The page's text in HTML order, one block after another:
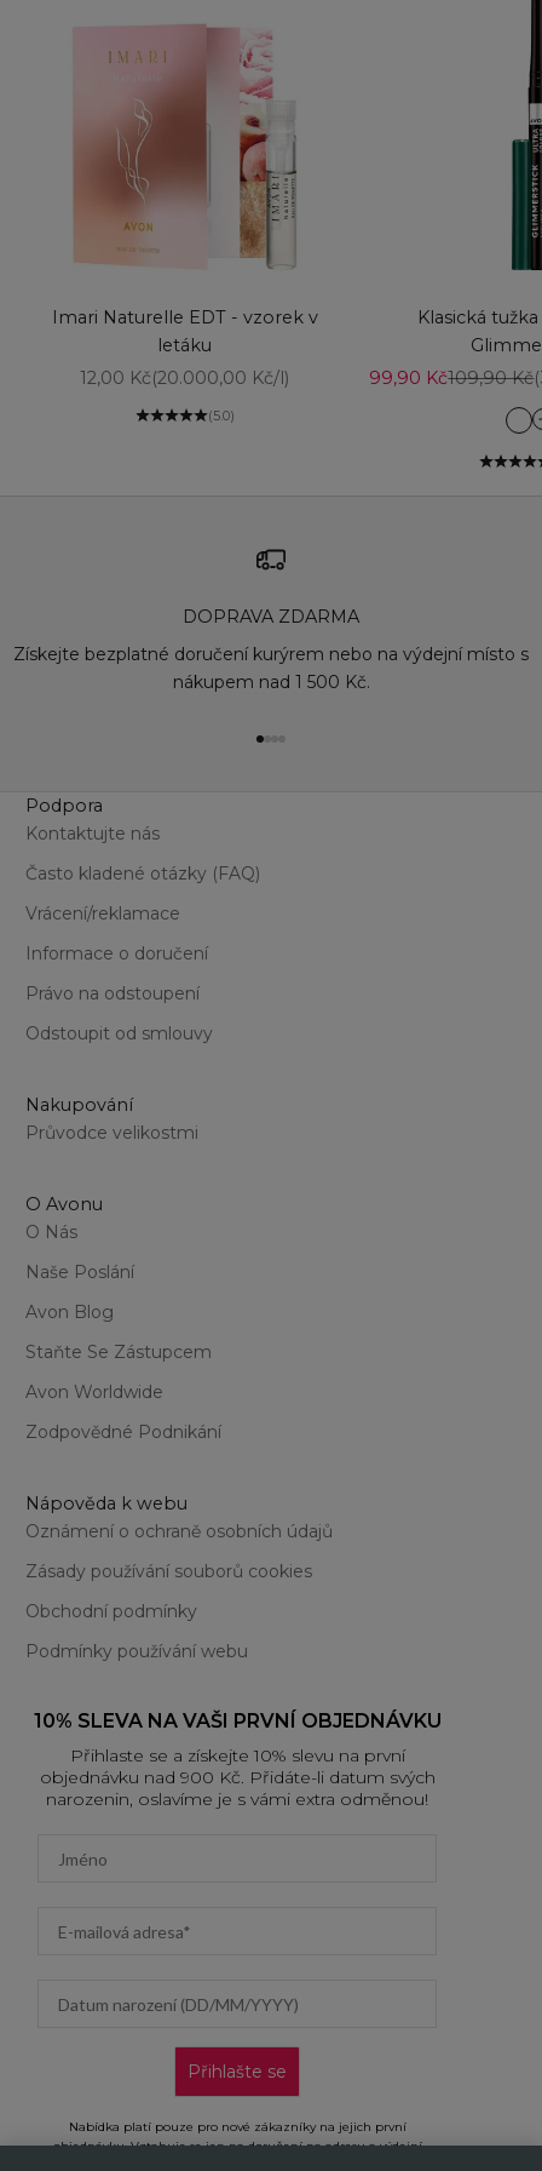
Imari Naturelle EDT - vzorek v
letáku
Prodejní cena
12,00 Kč(20.000,00 Kč/l)
(5.0)
Klasická
Prodejní cena
99,90 KčBěžná
109,90 Kč
DOPRAVA ZDARMA
Získejte bezplatné doručení kurýrem nebo na výdejní místo s
nákupem nad 1 500 Kč.
Přejít na položku 1
Přejít na položku 2
Podpora
Kontaktujte nás
Často kladené otázky (FAQ)
Vrácení/reklamace
Informace o doručení
Právo na odstoupení
Odstoupit od smlouvy
Nakupování
Průvodce velikostmi
O Avonu
O Nás
Naše Poslání
Avon Blog
Staňte Se Zástupcem
Avon Worldwide
Zodpovědné Podnikání
Nápověda k webu
Oznámení o ochraně osobních údajů
Zásady používání souborů cookies
Obchodní podmínky
Podmínky používání webu
10% SLEVA NA VAŠI PRVNÍ OBJEDNÁVKU
Přihlaste se a získejte 10% slevu na první
objednávku nad 900 Kč. Přidáte-li datum svých
narozenin, oslavíme je s vámi extra odměnou!
Přihlašte se
Nabídka platí pouze pro nové zákazníky na jejich první
objednávku. Vztahuje se jen na doručení na adresu a výdejní